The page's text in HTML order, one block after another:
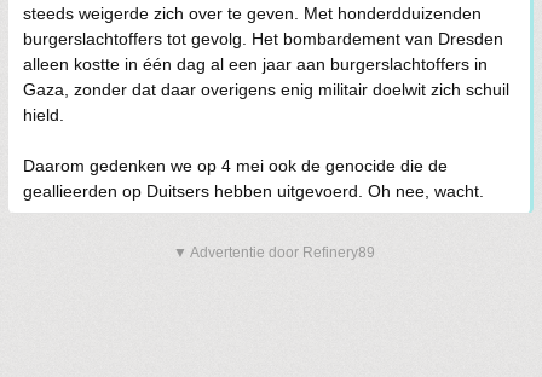
steeds weigerde zich over te geven. Met honderdduizenden
burgerslachtoffers tot gevolg. Het bombardement van Dresden
alleen kostte in één dag al een jaar aan burgerslachtoffers in
Gaza, zonder dat daar overigens enig militair doelwit zich schuil
hield.
Daarom gedenken we op 4 mei ook de genocide die de
geallieerden op Duitsers hebben uitgevoerd. Oh nee, wacht.
▼ Advertentie door Refinery89